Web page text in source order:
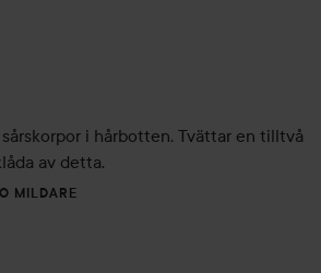
i hårbotten. Tvättar en tilltvå
av detta.
MILDARE